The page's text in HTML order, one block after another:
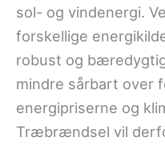
sol- og vindenergi.
forskellige
robust og
mindre sårbart over
energipriserne og
Træbrændsel vil